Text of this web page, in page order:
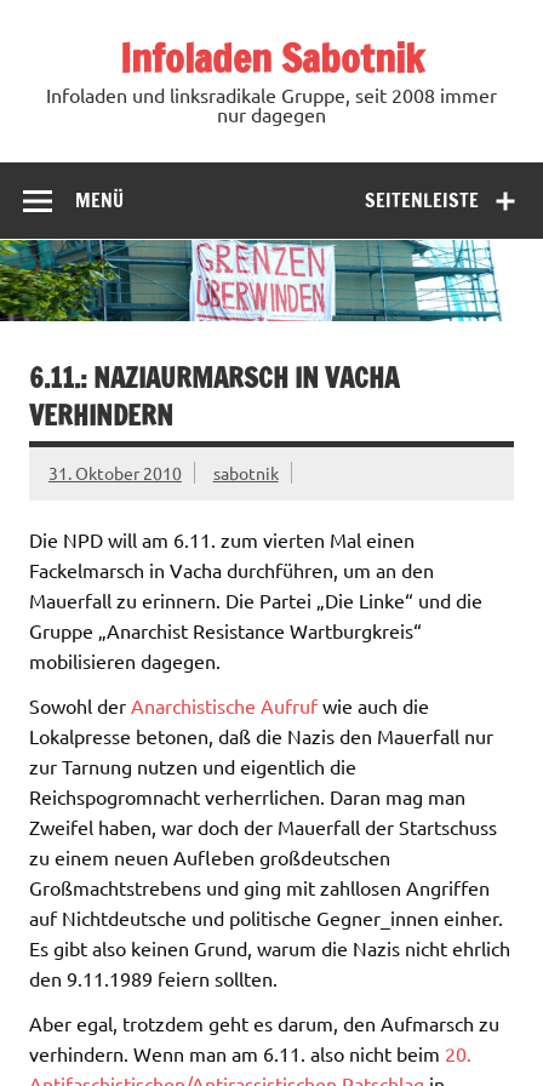
Infoladen Sabotnik
Infoladen und linksradikale Gruppe, seit 2008 immer
nur dagegen
SEITENLEISTE
MENÜ
6.11.: NAZIAURMARSCH IN VACHA
VERHINDERN
31. Oktober 2010 sabotnik
Die NPD will am 6.11. zum vierten Mal einen
Fackelmarsch in Vacha durchführen, um an den
Mauerfall zu erinnern. Die Partei „Die Linke“ und die
Gruppe „Anarchist Resistance Wartburgkreis“
mobilisieren dagegen.
Sowohl der Anarchistische Aufrufwie auch die
Lokalpresse betonen, daß die Nazis den Mauerfall nur
zur Tarnung nutzen und eigentlich die
Reichspogromnacht verherrlichen. Daran mag man
Zweifel haben, war doch der Mauerfall der Startschuss
zu einem neuen Aufleben großdeutschen
Großmachtstrebens und ging mit zahllosen Angriffen
auf Nichtdeutsche und politische Gegner_innen einher.
Es gibt also keinen Grund, warum die Nazis nicht ehrlich
den 9.11.1989 feiern sollten.
Aber egal, trotzdem geht es darum, den Aufmarsch zu
verhindern. Wenn man am 6.11. also nicht beim 20.